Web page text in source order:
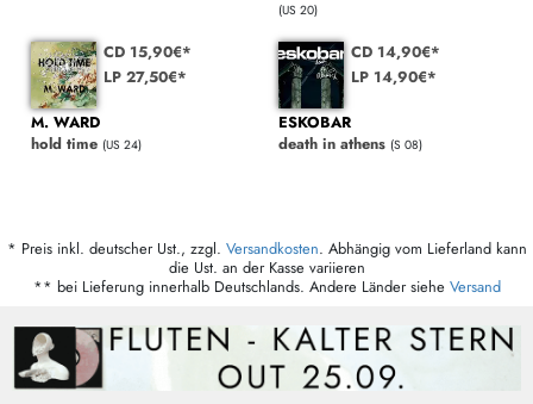
(US 20)
CD 15,90€*
LP 27,50€*
M. WARD
hold time (US 24)
CD 14,90€*
LP 14,90€*
ESKOBAR
death in athens (S 08)
* Preis inkl. deutscher Ust., zzgl. Versandkosten. Abhängig vom Lieferland kann
die Ust. an der Kasse variieren
** bei Lieferung innerhalb Deutschlands. Andere Länder siehe Versand